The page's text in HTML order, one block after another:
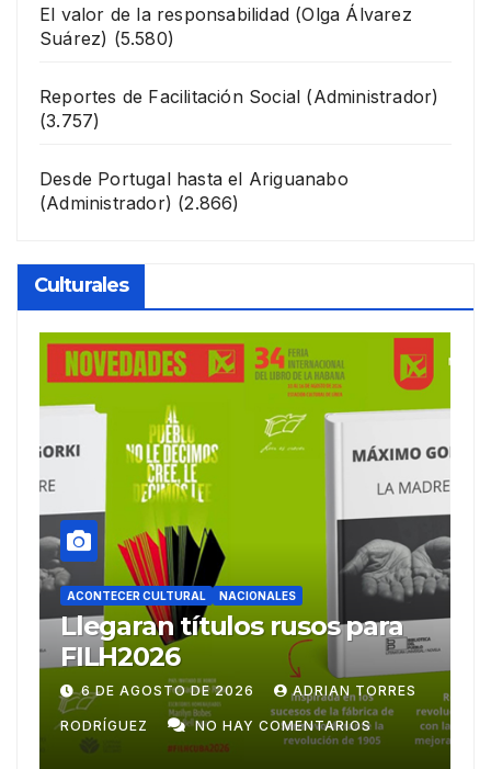
El valor de la responsabilidad (Olga Álvarez
Suárez) (5.580)
Reportes de Facilitación Social (Administrador)
(3.757)
Desde Portugal hasta el Ariguanabo
(Administrador) (2.866)
Culturales
ACONTECER CULTURAL
Ballet Laura Alonso
emprende gira
centroamericana
28 DE JULIO DE 2026 ADRIAN TORRES
RODRÍGUEZ NO HAY COMENTARIOS